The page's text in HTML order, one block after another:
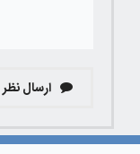
ارسال نظر